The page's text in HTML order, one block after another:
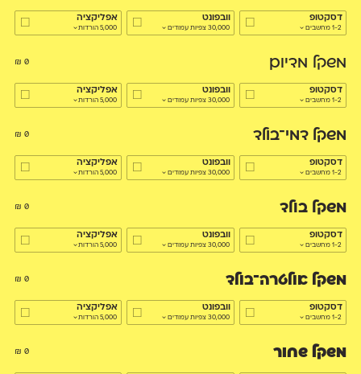
דסקטופ
1-2 מחשבים
וובפונט
30,000 צפיות עמודים
אפליקציה
5,000 הורדות
משקל מדיום
דסקטופ
1-2 מחשבים
וובפונט
30,000 צפיות עמודים
אפליקציה
5,000 הורדות
0
₪
משקל דמי־בולד
דסקטופ
1-2 מחשבים
וובפונט
30,000 צפיות עמודים
אפליקציה
5,000 הורדות
0
₪
משקל בולד
דסקטופ
1-2 מחשבים
וובפונט
30,000 צפיות עמודים
אפליקציה
5,000 הורדות
0
₪
משקל אולטרה־בולד
דסקטופ
1-2 מחשבים
וובפונט
30,000 צפיות עמודים
אפליקציה
5,000 הורדות
0
₪
משקל שחור 0
₪